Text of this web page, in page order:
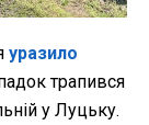
уразило
трапився
у Луцьку.